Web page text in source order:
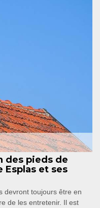
des pieds de
Esplas et ses
devront toujours être en
de les entretenir. Il est